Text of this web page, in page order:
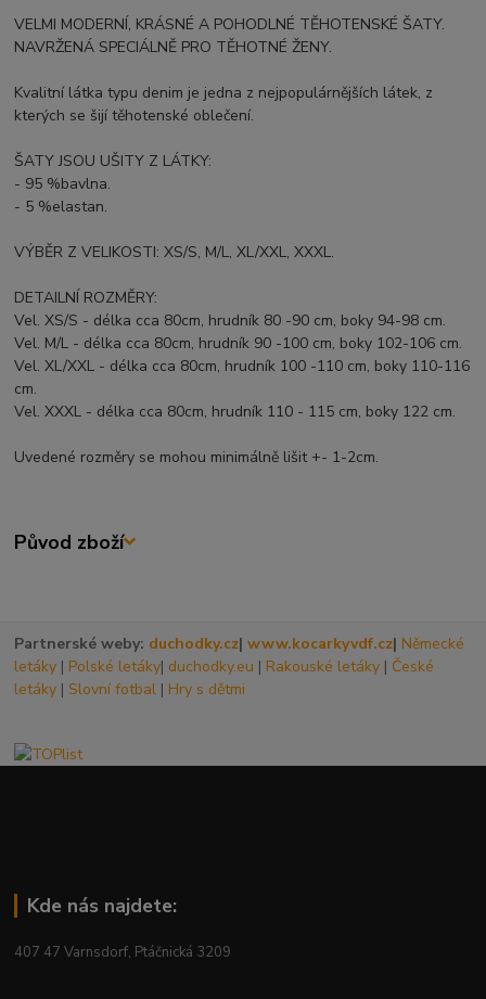
VELMI MODERNÍ, KRÁSNÉ A POHODLNÉ TĚHOTENSKÉ ŠATY.
NAVRŽENÁ SPECIÁLNĚ PRO TĚHOTNÉ ŽENY.
Kvalitní látka typu denim je jedna z nejpopulárnějších látek, z
kterých se šijí těhotenské oblečení.
ŠATY JSOU UŠITY Z LÁTKY:
- 95 %bavlna.
- 5 %elastan.
VÝBĚR Z VELIKOSTI: XS/S, M/L, XL/XXL, XXXL.
DETAILNÍ ROZMĚRY:
Vel. XS/S - délka cca 80cm, hrudník 80 -90 cm, boky 94-98 cm.
Vel. M/L - délka cca 80cm, hrudník 90 -100 cm, boky 102-106 cm.
Vel. XL/XXL - délka cca 80cm, hrudník 100 -110 cm, boky 110-116
cm.
Vel. XXXL - délka cca 80cm, hrudník 110 - 115 cm, boky 122 cm.
Uvedené rozměry se mohou minimálně lišit +- 1-2cm.
Původ zboží
Partnerské weby: duchodky.cz|www.kocarkyvdf.cz| Německé
letáky | Polské letáky| duchodky.eu | Rakouské letáky | České
letáky | Slovní fotbal | Hry s dětmi
Kde nás najdete:
407 47 Varnsdorf, Ptáčnická 3209